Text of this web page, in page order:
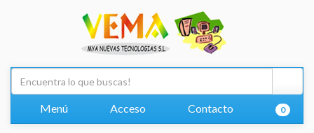
Menú Acceso Contacto 0